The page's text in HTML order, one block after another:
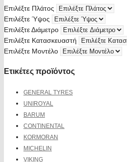
Επιλέξτε Πλάτος
Επιλέξτε Ύψος
Επιλέξτε Διάμετρο
Επιλέξτε Κατασκευαστή
Επιλέξτε Μοντέλο
Ετικέτες προϊόντος
GENERAL TYRES
UNIROYAL
BARUM
CONTINENTAL
KORMORAN
MICHELIN
VIKING